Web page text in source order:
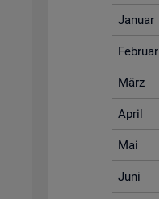
Ja­nu­ar
Fe­bru­ar
März
April
Mai
Juni